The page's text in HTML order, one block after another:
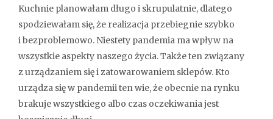
Kuchnie planowałam długo i skrupulatnie, dlatego
spodziewałam się, że realizacja przebiegnie szybko
i bezproblemowo. Niestety pandemia ma wpływ na
wszystkie aspekty naszego życia. Także ten związany
z urządzaniem się i zatowarowaniem sklepów. Kto
urządza się w pandemii ten wie, że obecnie na rynku
brakuje wszystkiego albo czas oczekiwania jest